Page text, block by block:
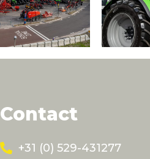
Contact
+31 (0) 529-431277